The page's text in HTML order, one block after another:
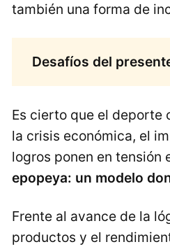
también una forma de
Desafíos del
Es cierto que el deporte
la crisis económica, el
logros ponen en tensión
epopeya: un modelo
Frente al avance de la
productos y el